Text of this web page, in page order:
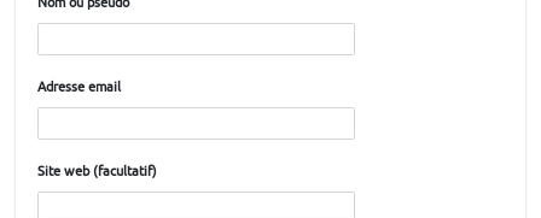
Adresse email
Site web (facultatif)